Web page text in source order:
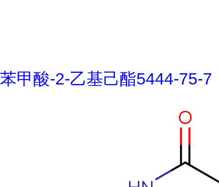
苯甲酸-2-乙基己酯5444-75-7